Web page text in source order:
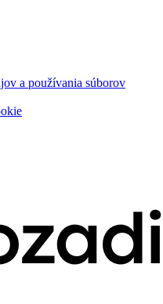
a používania súborov